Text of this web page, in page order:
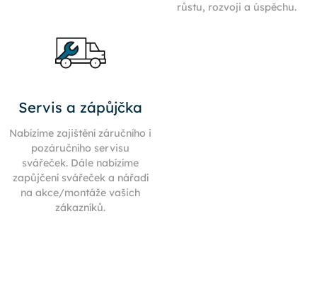
růstu, rozvoji a úspěchu.
Servis a zápůjčka
Nabízíme zajištění záručního i
pozáručního servisu
svářeček. Dále nabízíme
zapůjčení svářeček a nářadí
na akce/montáže vašich
zákazníků.